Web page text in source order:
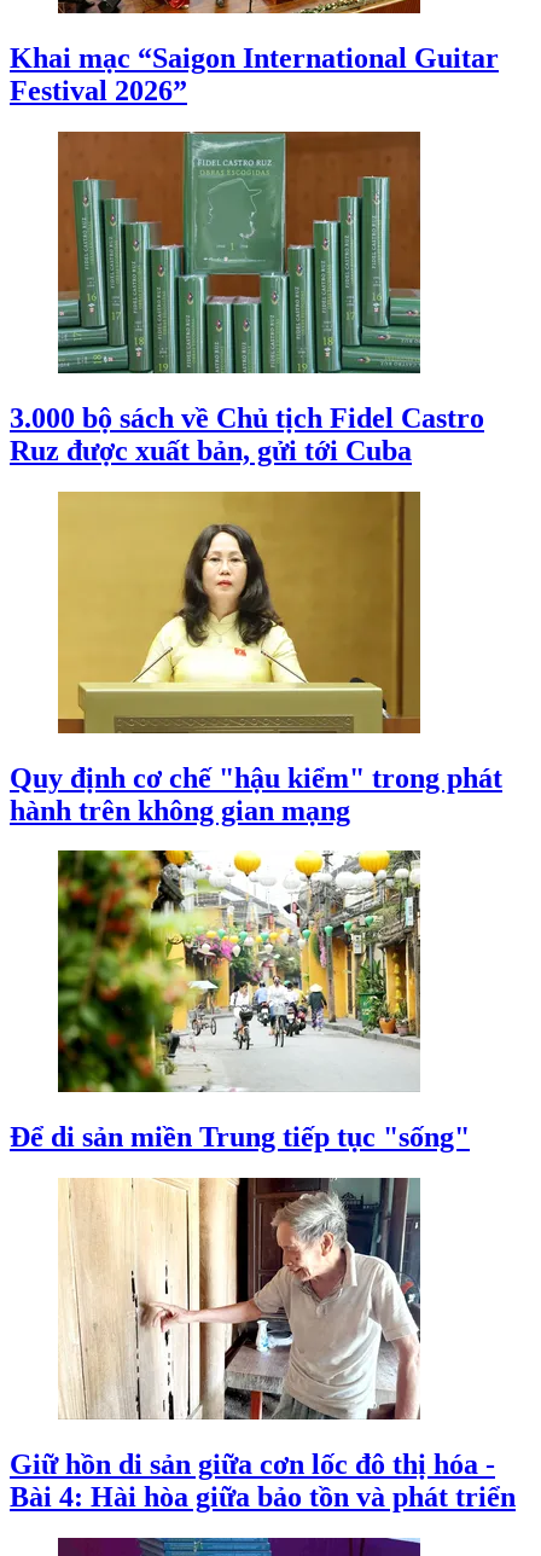
Khai mạc “Saigon International Guitar
Festival 2026”
3.000 bộ sách về Chủ tịch Fidel Castro
Ruz được xuất bản, gửi tới Cuba
Quy định cơ chế "hậu kiểm" trong phát
hành trên không gian mạng
Để di sản miền Trung tiếp tục "sống"
Giữ hồn di sản giữa cơn lốc đô thị hóa -
Bài 4: Hài hòa giữa bảo tồn và phát triển